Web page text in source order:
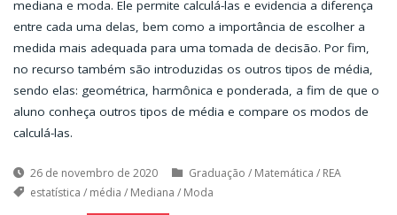
mediana e moda. Ele permite calculá-las e evidencia a diferença
entre cada uma delas, bem como a importância de escolher a
medida mais adequada para uma tomada de decisão. Por fim,
no recurso também são introduzidas os outros tipos de média,
sendo elas: geométrica, harmônica e ponderada, a fim de que o
aluno conheça outros tipos de média e compare os modos de
calculá-las.
26 de novembro de 2020 Graduação / Matemática / REA
estatística / média / Mediana / Moda